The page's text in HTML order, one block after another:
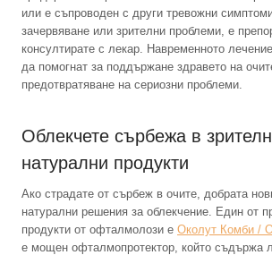
или е съпроводен с други тревожни
зачервяване или зрителни проблеми, е
консултирате с лекар. Навременното
да помогнат за поддържане здравето на
предотвратяване на сериозни проблеми.
Облекчете сърбежа в
натурални продукти
Ако страдате от сърбеж в очите, добрата
натурални решения за облекчение. Един от
продукти от офталмолози е Околут Комби /
е мощен офталмопротектор, който съдържа